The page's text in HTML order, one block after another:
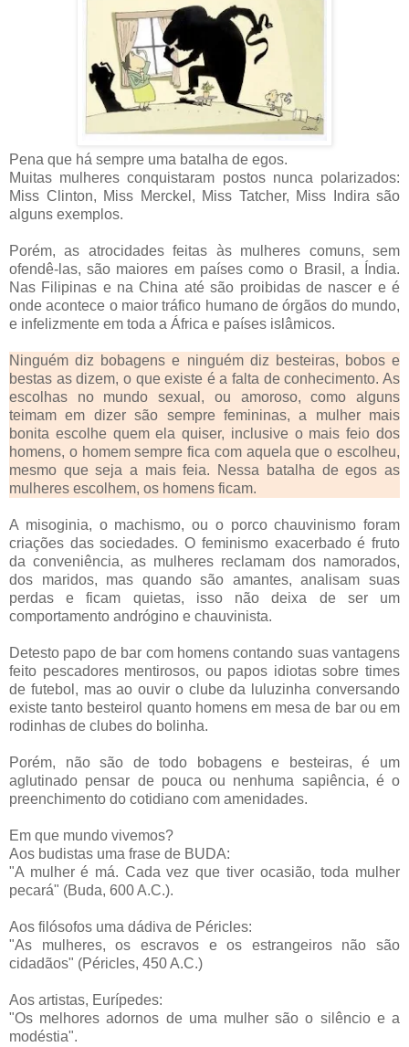
Pena que há sempre uma batalha de egos.
Muitas mulheres conquistaram postos nunca polarizados:
Miss Clinton, Miss Merckel, Miss Tatcher, Miss Indira são
alguns exemplos.
Porém, as atrocidades feitas às mulheres comuns, sem
ofendê-las, são maiores em países como o Brasil, a Índia.
Nas Filipinas e na China até são proibidas de nascer e é
onde acontece o maior tráfico humano de órgãos do mundo,
e infelizmente em toda a África e países islâmicos.
Ninguém diz bobagens e ninguém diz besteiras, bobos e
bestas as dizem, o que existe é a falta de conhecimento. As
escolhas no mundo sexual, ou amoroso, como alguns
teimam em dizer são sempre femininas, a mulher mais
bonita escolhe quem ela quiser, inclusive o mais feio dos
homens, o homem sempre fica com aquela que o escolheu,
mesmo que seja a mais feia. Nessa batalha de egos as
mulheres escolhem, os homens ficam.
A misoginia, o machismo, ou o porco chauvinismo foram
criações das sociedades. O feminismo exacerbado é fruto
da conveniência, as mulheres reclamam dos namorados,
dos maridos, mas quando são amantes, analisam suas
perdas e ficam quietas, isso não deixa de ser um
comportamento andrógino e chauvinista.
Detesto papo de bar com homens contando suas vantagens
feito pescadores mentirosos, ou papos idiotas sobre times
de futebol, mas ao ouvir o clube da luluzinha conversando
existe tanto besteirol quanto homens em mesa de bar ou em
rodinhas de clubes do bolinha.
Porém, não são de todo bobagens e besteiras, é um
aglutinado pensar de pouca ou nenhuma sapiência, é o
preenchimento do cotidiano com amenidades.
Em que mundo vivemos?
Aos budistas uma frase de BUDA:
"A mulher é má. Cada vez que tiver ocasião, toda mulher
pecará" (Buda, 600 A.C.).
Aos filósofos uma dádiva de Péricles:
"As mulheres, os escravos e os estrangeiros não são
cidadãos" (Péricles, 450 A.C.)
Aos artistas, Eurípedes:
"Os melhores adornos de uma mulher são o silêncio e a
modéstia".